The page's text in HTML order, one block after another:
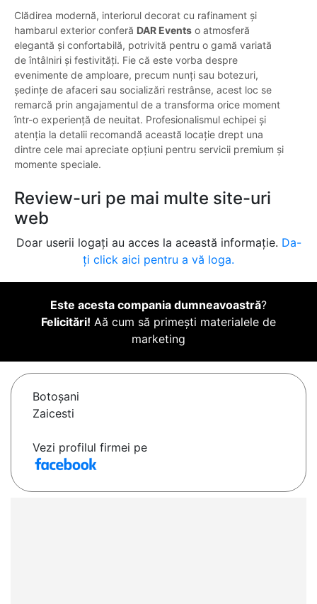
Clădirea modernă, interiorul decorat cu rafinament și
hambarul exterior conferă DAR Events o atmosferă
elegantă și confortabilă, potrivită pentru o gamă variată
de întâlniri și festivități. Fie că este vorba despre
evenimente de amploare, precum nunți sau botezuri,
ședințe de afaceri sau socializări restrânse, acest loc se
remarcă prin angajamentul de a transforma orice moment
într-o experiență de neuitat. Profesionalismul echipei și
atenția la detalii recomandă această locație drept una
dintre cele mai apreciate opțiuni pentru servicii premium și
momente speciale.
Review-uri pe mai multe site-uri
web
Doar userii logați au acces la această informație. Da-
ți click aici pentru a vă loga.
Este acesta compania dumneavoastră?
Felicitări! Aă cum să primești materialele de
marketing
Botoşani
Zaicesti
Vezi profilul firmei pe